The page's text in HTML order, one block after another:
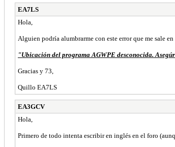
EA7LS
Hola,
Alguien podría alumbrarme con este error que me sale
"Ubicación del programa AGWPE desconocida.
Gracias y 73,
Quillo EA7LS
EA3GCV
Hola,
Primero de todo intenta escribir en inglés en el foro